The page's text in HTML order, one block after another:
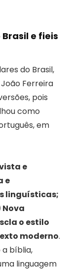
e fieis
do Brasil,
Ferreira
pois
como
em
e
e
linguísticas;
o estilo
moderno.
a bíblia,
linguagem